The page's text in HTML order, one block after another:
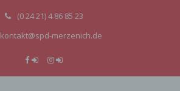
(0 24 21) 4 86 85 23
kontakt@spd-merzenich.de